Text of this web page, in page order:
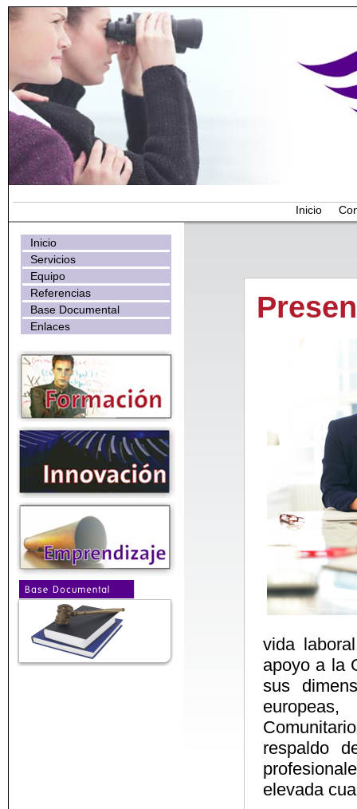
Inicio
Inicio
Servicios
Equipo
Referencias
Base Documental
Enlaces
vida
apoyo a la
sus
respaldo
elevada